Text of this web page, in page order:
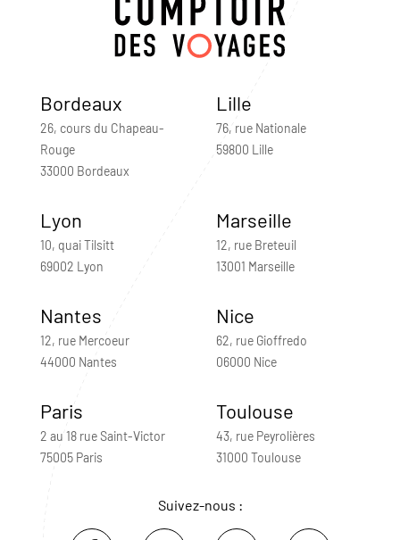
Bordeaux
26, cours du Chapeau-
Rouge
33000 Bordeaux
Lille
76, rue Nationale
59800 Lille
Lyon
10, quai Tilsitt
69002 Lyon
Marseille
12, rue Breteuil
13001 Marseille
Nantes
12, rue Mercoeur
44000 Nantes
Nice
62, rue Gioffredo
06000 Nice
Paris
2 au 18 rue Saint-Victor
75005 Paris
Toulouse
43, rue Peyrolières
31000 Toulouse
Suivez-nous :